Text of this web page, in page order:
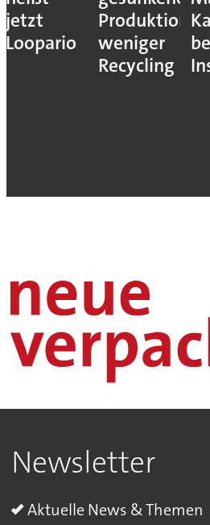
jetzt
Loopario
Produktion,
weniger
Recycling
Newsletter
Aktuelle News & Themen